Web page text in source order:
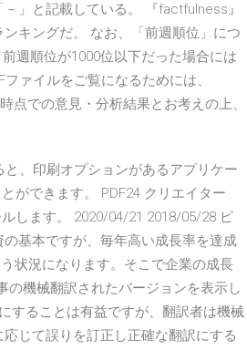
」と記載している。 『factfulness』
キングだ。 なお、「前週順位」につ
週順位が1000位以下だった場合には
ァイルをご覧になるためには、
での意見・分析結果とお考えの上、
、印刷オプションがあるアプリケー
ができます。 PDF24 クリエイター
します。 2020/04/21 2018/05/28 ピ
基本ですが、毎年高い成長率を達成
状況になります。そこで企業の成長
の機械翻訳されたバージョンを表示し
することは有益ですが、翻訳者は機械
じて誤りを訂正し正確な翻訳にする